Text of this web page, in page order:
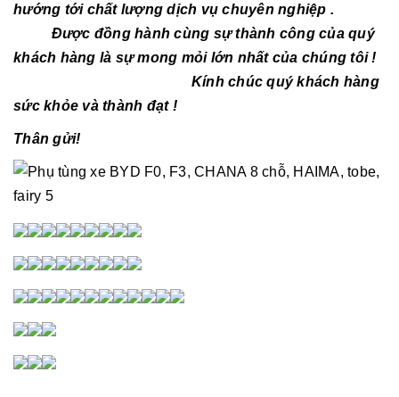
hướng tới chất lượng dịch vụ chuyên nghiệp .
Được đồng hành cùng sự thành công của quý
khách hàng là sự mong mỏi lớn nhất của chúng tôi !
Kính chúc quý khách hàng
sức khỏe và thành đạt !
Thân gửi!